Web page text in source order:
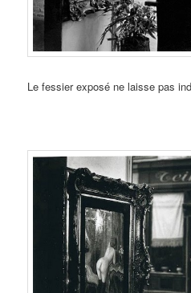
Le fessier exposé ne laisse pas